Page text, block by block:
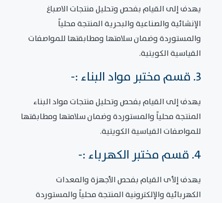
يهدف إلى القيام بفحص وتحليل منتجات الاصباغ
الإنشائية والصناعية والبحرية المنتجة محلياً
والمستوردة وضمان سلامتها ومطابقتها للمواصفات
القياسية الكويتية.
3. قسم مختبر مواد البناء :-
يهدف إلى القيام بفحص وتحليل منتجات مواد البناء
المنتجة محلياً والمستوردة وضمان سلامتها ومطابقتها
للمواصفات القياسية الكويتية.
4. قسم مختبر الكهرباء :-
يهدف إلأى القيام بفحص الأجهزة والمعدات
الكهربائية والإلكترونية المنتجة محلياً والمستوردة